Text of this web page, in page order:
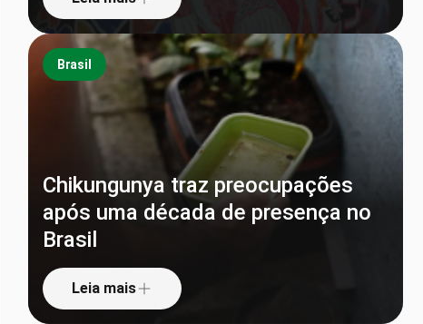
Brasil
Chikungunya traz preocupações
após uma década de presença no
Brasil
Leia mais